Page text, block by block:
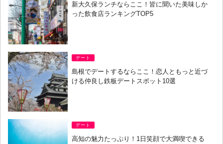
新大久保ランチならここ！皆に聞いた美味しか
った飲食店ランキングTOP5
デート
島根でデートするならここ！恋人ともっと近づ
ける仲良し鉄板デートスポット10選
デート
高知の魅力たっぷり！1日笑顔で大満喫できる